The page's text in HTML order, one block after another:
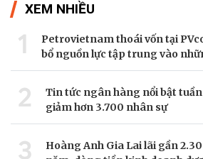
XEM NHIỀU
1
Petrovietnam thoái vốn tại
bổ nguồn lực tập trung vào
2
Tin tức ngân hàng nổi bật
giảm hơn 3.700 nhân sự
3
Hoàng Anh Gia Lai lãi gần